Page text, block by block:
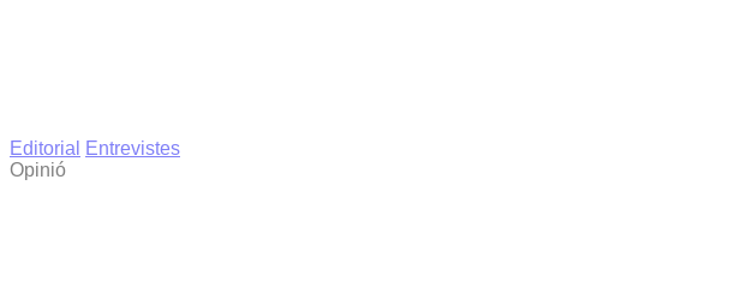
Editorial
Entrevistes
Opinió